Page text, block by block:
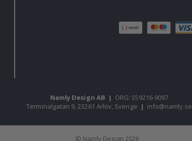
Namly Design AB | ORG: 559216-9097
Terminalgatan 9, 23261 Arlöv, Sverige | info@namly.se
© Namly Design 2026